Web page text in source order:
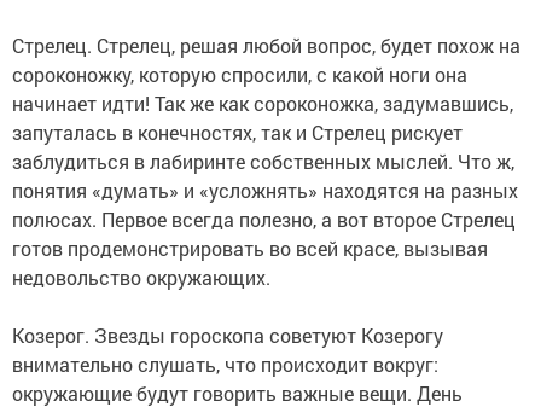
Стрелец. Стрелец, решая любой вопрос, будет похож на
сороконожку, которую спросили, с какой ноги она
начинает идти! Так же как сороконожка, задумавшись,
запуталась в конечностях, так и Стрелец рискует
заблудиться в лабиринте собственных мыслей. Что ж,
понятия «думать» и «усложнять» находятся на разных
полюсах. Первое всегда полезно, а вот второе Стрелец
готов продемонстрировать во всей красе, вызывая
недовольство окружающих.
Козерог. Звезды гороскопа советуют Козерогу
внимательно слушать, что происходит вокруг:
окружающие будут говорить важные вещи. День